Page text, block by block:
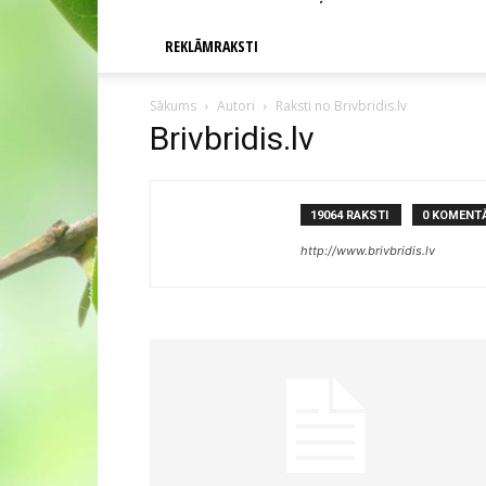
REKLĀMRAKSTI
Sākums Autori Raksti no Brivbridis.lv
Brivbridis.lv
19064 RAKSTI 0
http://www.brivbridis.lv